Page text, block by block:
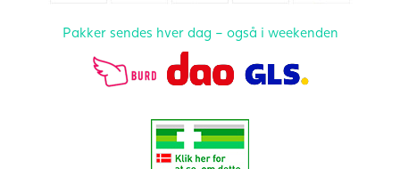
Pakker sendes hver dag – også i weekenden